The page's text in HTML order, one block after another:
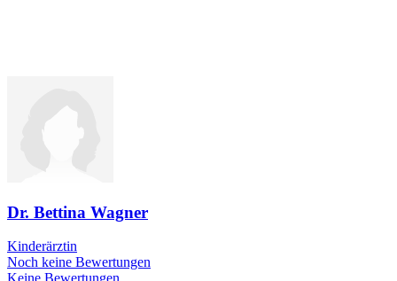
Dr. Bettina Wagner
Kinderärztin
Noch keine Bewertungen